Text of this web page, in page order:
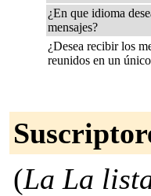
¿En que idioma
mensajes?
¿Desea recibir los
reunidos en un
(La La